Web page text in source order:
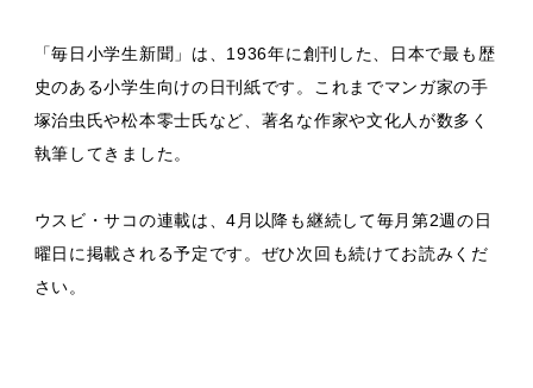
「毎日小学生新聞」は、1936年に創刊した、日本で最も歴
史のある小学生向けの日刊紙です。これまでマンガ家の手
塚治虫氏や松本零士氏など、著名な作家や文化人が数多く
執筆してきました。
ウスビ・サコの連載は、4月以降も継続して毎月第2週の日
曜日に掲載される予定です。ぜひ次回も続けてお読みくだ
さい。